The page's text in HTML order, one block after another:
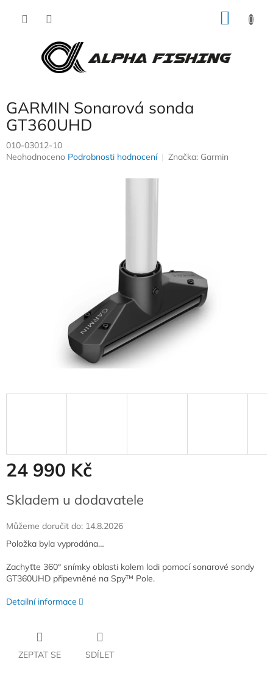
GARMIN Sonarová sonda
GT360UHD
010-03012-10
Průměrné
Neohodnoceno Podrobnosti hodnocení Značka: Garmin
24 990 Kč
cena:
Skladem u dodavatele
Můžeme doručit do: 14.8.2026
Položka byla vyprodána…
Zachyťte 360° snímky oblasti kolem lodi pomocí sonarové sondy
GT360UHD připevněné na Spy™ Pole.
Detailní informace
ZEPTAT SE SDÍLET